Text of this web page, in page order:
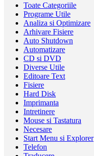
Toate Categoriile
Programe Utile
Analiza si Optimizare
Arhivare Fisiere
Auto Shutdown
Automatizare
CD si DVD
Diverse Utile
Editoare Text
Fisiere
Hard Disk
Imprimanta
Intretinere
Mouse si Tastatura
Necesare
Start Menu si Explorer
Telefon